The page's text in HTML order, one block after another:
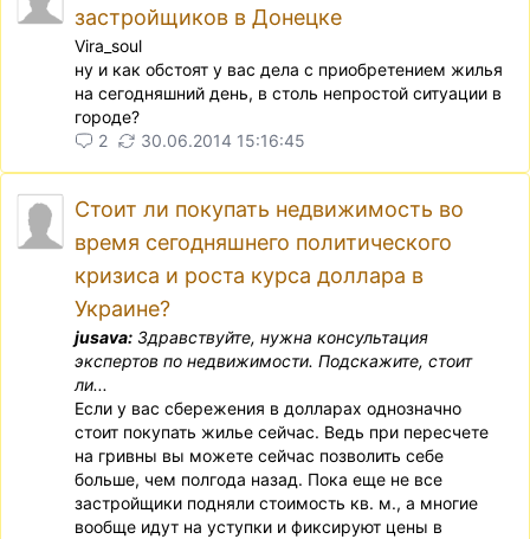
застройщиков в Донецке
Vira_soul
ну и как обстоят у вас дела с приобретением жилья
на сегодняшний день, в столь непростой ситуации в
городе?
2
30.06.2014 15:16:45
Cтоит ли покупать недвижимость во
время сегодняшнего политического
кризиса и роста курса доллара в
Украине?
jusava: Здравствуйте, нужна консультация
экспертов по недвижимости. Подскажите, стоит
ли...
Если у вас сбережения в долларах однозначно
стоит покупать жилье сейчас. Ведь при пересчете
на гривны вы можете сейчас позволить себе
больше, чем полгода назад. Пока еще не все
застройщики подняли стоимость кв. м., а многие
вообще идут на уступки и фиксируют цены в